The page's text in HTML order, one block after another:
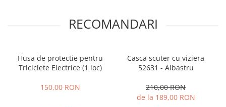
Piese de schimb Volta
Piese de schimb Electroride /
Piese de Schimb RDB
RECOMANDARI
Husa de protectie pentru
Triciclete Electrice (1 loc)
150,00 RON
Casca scuter cu viziera
52631 - Albastru
210,00 RON
de la 189,00 RON